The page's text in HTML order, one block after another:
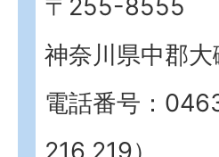
〒255-8555
神奈川県中郡
電話番号：